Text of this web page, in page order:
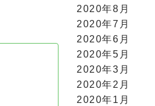
2020年8月
2020年7月
2020年6月
2020年5月
2020年3月
2020年2月
2020年1月